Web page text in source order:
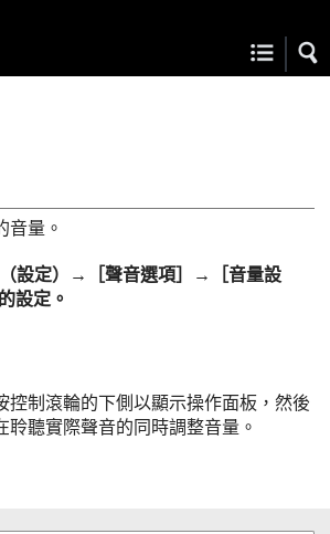
音量。
（設定）→ ［聲音選項］ →
［音量設
設定。
控制滾輪的下側以顯示操作面板，然後
聆聽實際聲音的同時調整音量。